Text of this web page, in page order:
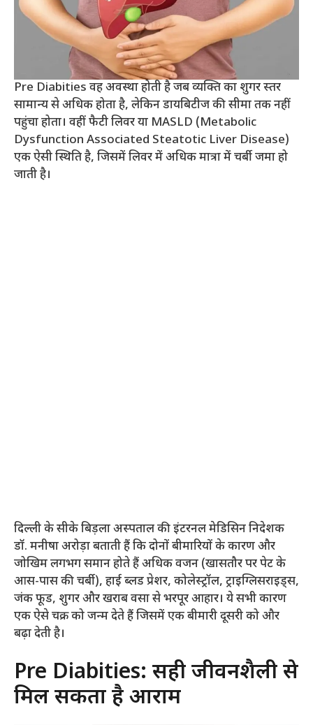
Pre Diabities वह अवस्था होती है जब व्यक्ति का शुगर स्तर
सामान्य से अधिक होता है, लेकिन डायबिटीज की सीमा तक नहीं
पहुंचा होता। वहीं फैटी लिवर या MASLD (Metabolic
Dysfunction Associated Steatotic Liver Disease)
एक ऐसी स्थिति है, जिसमें लिवर में अधिक मात्रा में चर्बी जमा हो
जाती है।
दिल्ली के सीके बिड़ला अस्पताल की इंटरनल मेडिसिन निदेशक
डॉ. मनीषा अरोड़ा बताती हैं कि दोनों बीमारियों के कारण और
जोखिम लगभग समान होते हैं अधिक वजन (खासतौर पर पेट के
आस-पास की चर्बी), हाई ब्लड प्रेशर, कोलेस्ट्रॉल, ट्राइग्लिसराइड्स,
जंक फूड, शुगर और खराब वसा से भरपूर आहार। ये सभी कारण
एक ऐसे चक्र को जन्म देते हैं जिसमें एक बीमारी दूसरी को और
बढ़ा देती है।
Pre Diabities: सही जीवनशैली से
मिल सकता है आराम